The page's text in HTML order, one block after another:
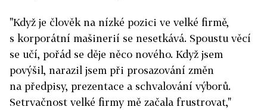
"Když je člověk na nízké pozici ve velké firmě,
s korporátní mašinerií se nesetkává. Spoustu věcí
se učí, pořád se děje něco nového. Když jsem
povýšil, narazil jsem při prosazování změn
na předpisy, prezentace a schvalování výborů.
Setrvačnost velké firmy mě začala frustrovat,"